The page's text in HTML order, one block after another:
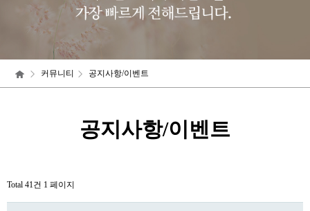
커뮤니티 공지사항/이벤트
공지사항/이벤트
Total 41건 1 페이지